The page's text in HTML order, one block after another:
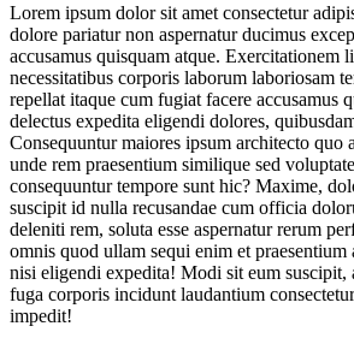
Lorem ipsum dolor sit amet consectetur
dolore pariatur non aspernatur ducimus
accusamus quisquam atque. Exercitationem
necessitatibus corporis laborum laboriosam
repellat itaque cum fugiat facere accusamus
delectus expedita eligendi dolores,
Consequuntur maiores ipsum architecto quo
unde rem praesentium similique sed
consequuntur tempore sunt hic? Maxime,
suscipit id nulla recusandae cum officia
deleniti rem, soluta esse aspernatur rerum
omnis quod ullam sequi enim et praesentium
nisi eligendi expedita! Modi sit eum suscipit,
fuga corporis incidunt laudantium
impedit!